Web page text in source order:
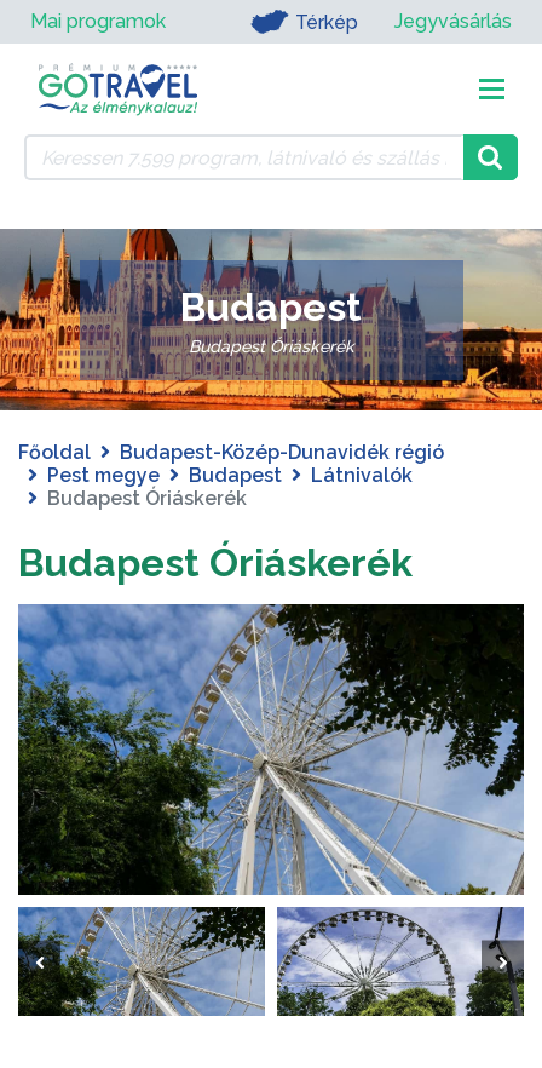
Mai programok Térkép Jegyvásárlás
Budapest
Budapest Óriáskerék
Főoldal
Budapest-Közép-Dunavidék régió
Pest megye
Budapest
Látnivalók
Budapest Óriáskerék
Budapest Óriáskerék